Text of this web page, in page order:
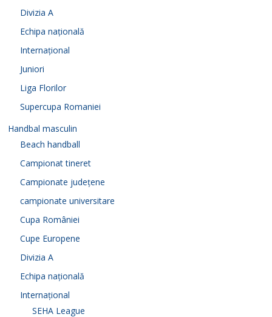
Divizia A
Echipa națională
Internațional
Juniori
Liga Florilor
Supercupa Romaniei
Handbal masculin
Beach handball
Campionat tineret
Campionate județene
campionate universitare
Cupa României
Cupe Europene
Divizia A
Echipa națională
Internațional
SEHA League